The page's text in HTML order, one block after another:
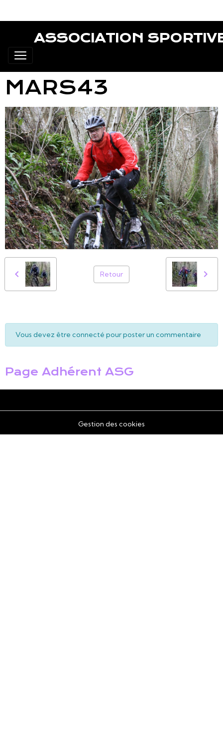
ASSOCIATION
MARS43
Retour
Vous devez être connecté pour poster un commentaire
Page Adhérent ASG
Gestion des cookies